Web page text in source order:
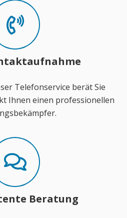
Telefonservice berät Sie
Ihnen einen professionellen
Beratung